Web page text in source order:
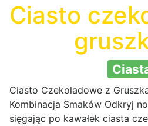
Ciasto
Ciasto Czekoladowe z
Kombinacja Smaków Odkryj
sięgając po kawałek ciasta